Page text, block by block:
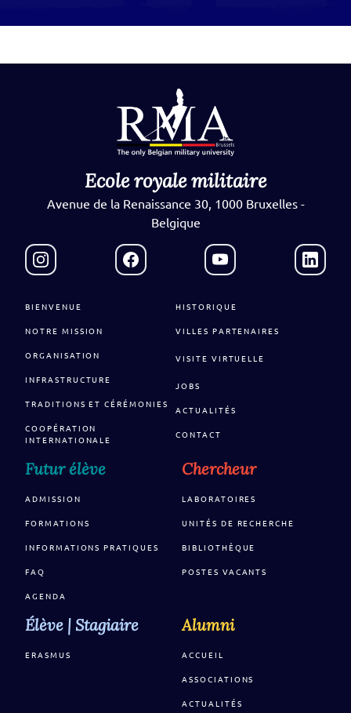
Ecole royale militaire
Avenue de la Renaissance 30, 1000 Bruxelles -
Belgique
BIENVENUE
NOTRE MISSION
ORGANISATION
INFRASTRUCTURE
TRADITIONS ET CÉRÉMONIES
COOPÉRATION
INTERNATIONALE
HISTORIQUE
VILLES PARTENAIRES
VISITE VIRTUELLE
JOBS
ACTUALITÉS
CONTACT
Futur élève
ADMISSION
FORMATIONS
INFORMATIONS PRATIQUES
FAQ
AGENDA
Chercheur
LABORATOIRES
UNITÉS DE RECHERCHE
BIBLIOTHÈQUE
POSTES VACANTS
Élève | Stagiaire
ERASMUS
Alumni
ACCUEIL
ASSOCIATIONS
ACTUALITÉS